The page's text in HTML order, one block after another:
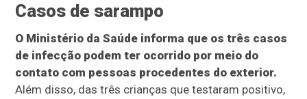
Casos de sarampo
O Ministério da Saúde informa que os três casos
de infecção podem ter ocorrido por meio do
contato com pessoas procedentes do exterior.
Além disso, das três crianças que testaram positivo,